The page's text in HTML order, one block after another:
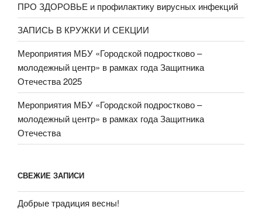
ПРО ЗДОРОВЬЕ и профилактику вирусных инфекций
ЗАПИСЬ В КРУЖКИ И СЕКЦИИ
Мероприятия МБУ «Городской подростково –
молодежный центр» в рамках года Защитника
Отечества 2025
Мероприятия МБУ «Городской подростково –
молодежный центр» в рамках года Защитника
Отечества
СВЕЖИЕ ЗАПИСИ
Добрые традиция весны!